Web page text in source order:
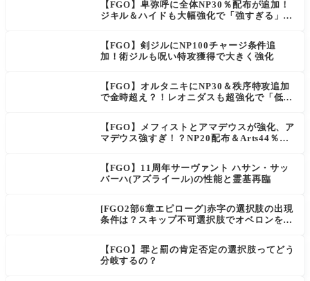
【FGO】卑弥呼に全体NP30％配布が追加！
ジキル＆ハイドも大幅強化で「強すぎる」の
【FGO】剣ジルにNP100チャージ条件追
加！術ジルも呪い特攻獲得で大きく強化
【FGO】オルタニキにNP30＆秩序特攻追加
で金時超え？！レオニダスも超強化で「低レ
【FGO】メフィストとアマデウスが強化、ア
マデウス強すぎ！？NP20配布＆Arts44％強
【FGO】11周年サーヴァント ハサン・サッ
バーハ(アズライール)の性能と霊基再臨
[FGO2部6章エピローグ]赤字の選択肢の出現
条件は？スキップ不可選択肢でオベロンを疑
上がり出てくる
【FGO】罪と罰の肯定否定の選択肢ってどう
分岐するの？